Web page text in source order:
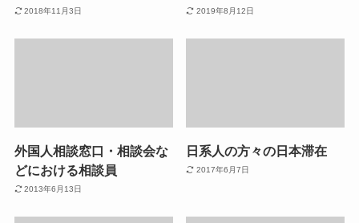
2018年11月3日 2019年8月12日
外国人相談窓口・相談会な
どにおける相談員
2013年6月13日
日系人の方々の日本滞在
2017年6月7日